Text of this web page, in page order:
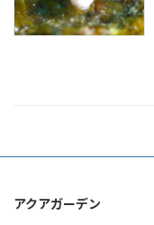
アクアガーデン